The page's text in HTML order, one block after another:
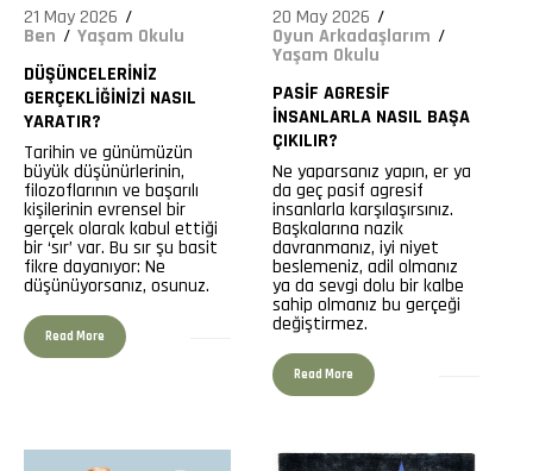
21 May 2026
Ben
Yaşam Okulu
DÜŞÜNCELERINIZ
GERÇEKLIĞINIZI NASIL
YARATIR?
Tarihin ve günümüzün
büyük düşünürlerinin,
filozoflarının ve başarılı
kişilerinin evrensel bir
gerçek olarak kabul ettiği
bir ‘sır’ var. Bu sır şu basit
fikre dayanıyor: Ne
düşünüyorsanız, osunuz.
Read More
20 May 2026
Oyun Arkadaşlarım
Yaşam Okulu
PASIF AGRESIF
İNSANLARLA NASIL BAŞA
ÇIKILIR?
Ne yaparsanız yapın, er ya
da geç pasif agresif
insanlarla karşılaşırsınız.
Başkalarına nazik
davranmanız, iyi niyet
beslemeniz, adil olmanız
ya da sevgi dolu bir kalbe
sahip olmanız bu gerçeği
değiştirmez.
Read More
148